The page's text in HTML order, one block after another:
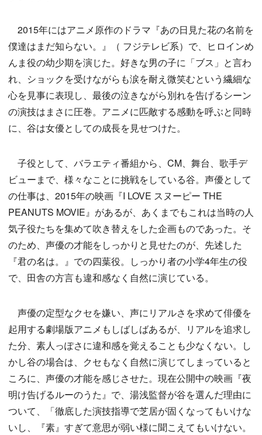
2015年にはアニメ原作のドラマ『あの日見た花の名前を
僕達はまだ知らない。』（ フジテレビ系）で、ヒロインめ
んま役の幼少期を演じた。好きな男の子に「ブス」と言わ
れ、ショックを受けながらも涙を耐え微笑むという繊細な
心を見事に表現し、最後の泣きながら別れを告げるシーン
の演技はまさに圧巻。アニメに匹敵する感動を呼ぶと同時
に、谷は女優としての成長を見せつけた。
子役として、バラエティ番組から、CM、舞台、歌手デ
ビューまで、様々なことに挑戦をしている谷。声優として
の仕事は、2015年の映画『I LOVE スヌーピー THE
PEANUTS MOVIE』があるが、あくまでもこれは当時の人
気子役たちを集めて吹き替えをした企画ものであった。そ
のため、声優の才能をしっかりと見せたのが、先述した
『君の名は。』での四葉役。しっかり者の小学4年生の役
で、田舎の方言も違和感なく自然に演じている。
声優の定型なクセを嫌い、声にリアルさを求めて俳優を
起用する劇場版アニメもしばしばあるが、リアルを追求し
た分、素人っぽさに違和感を覚えることも少なくない。し
かし谷の場合は、クセもなく自然に演じてしまっていると
ころに、声優の才能を感じさせた。現在公開中の映画『夜
明け告げるルーのうた』で、湯浅監督が谷を選んだ理由に
ついて、「徹底した演技指導で芝居が固くなってもいけな
いし、『素』すぎて意思が弱い様に聞こえてもいけない。